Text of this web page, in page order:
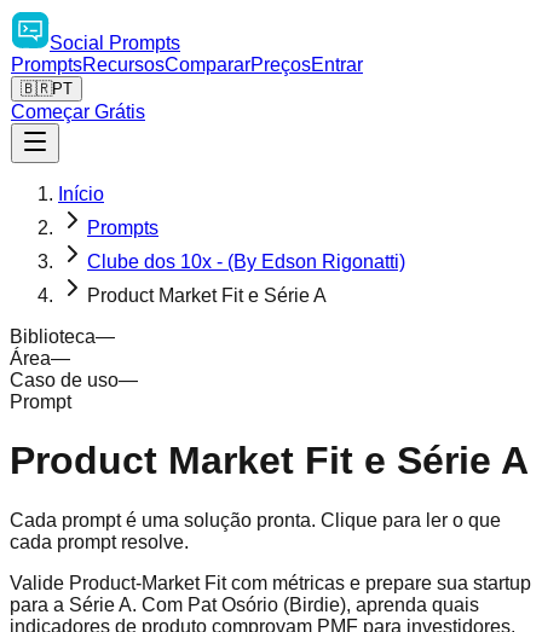
Social
Prompts
PromptsRecursosCompararPreçosEntrar
🇧🇷PT
Começar Grátis
Início
Prompts
Clube dos 10x - (By Edson Rigonatti)
Product Market Fit e Série A
Biblioteca—
Área—
Caso de uso—
Prompt
Product Market Fit e Série A
Cada prompt é uma solução pronta. Clique para ler o que
cada prompt resolve.
Valide Product-Market Fit com métricas e prepare sua startup
para a Série A. Com Pat Osório (Birdie), aprenda quais
indicadores de produto comprovam PMF para investidores,